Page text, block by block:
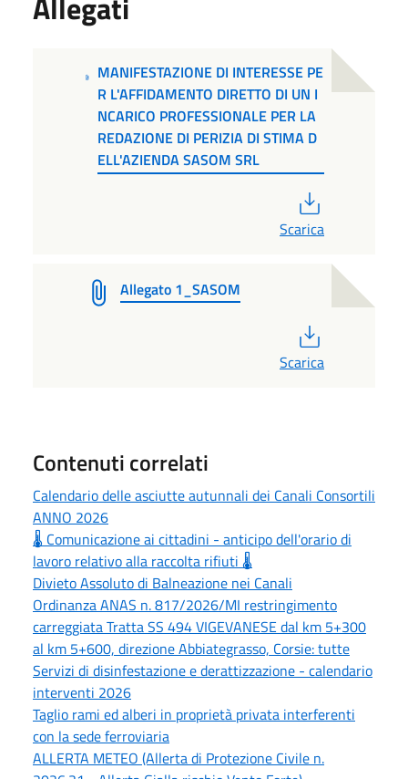
MANIFESTAZIONE DI INTERESSE PE
R L'AFFIDAMENTO DIRETTO DI UN I
NCARICO PROFESSIONALE PER LA
REDAZIONE DI PERIZIA DI STIMA D
ELL'AZIENDA SASOM SRL
Scarica
Allegato 1_SASOM
Scarica
Contenuti correlati
Calendario delle asciutte autunnali dei Canali Consortili
ANNO 2026
🌡️ Comunicazione ai cittadini - anticipo dell'orario di
lavoro relativo alla raccolta rifiuti 🌡️
Divieto Assoluto di Balneazione nei Canali
Ordinanza ANAS n. 817/2026/MI restringimento
carreggiata Tratta SS 494 VIGEVANESE dal km 5+300
al km 5+600, direzione Abbiategrasso, Corsie: tutte
Servizi di disinfestazione e derattizzazione - calendario
interventi 2026
Taglio rami ed alberi in proprietà privata interferenti
con la sede ferroviaria
ALLERTA METEO (Allerta di Protezione Civile n.